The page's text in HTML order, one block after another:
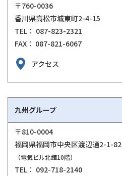
〒760-0036
香川県高松市城東町2-4-15
TEL： 087-823-2321
FAX： 087-821-6067
アクセス
九州グループ
〒810-0004
福岡県福岡市中央区渡辺通2-1-82
（電気ビル北館10階）
TEL： 092-718-2140